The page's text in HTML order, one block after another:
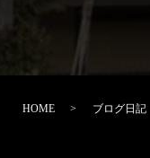
HOME ブログ日記